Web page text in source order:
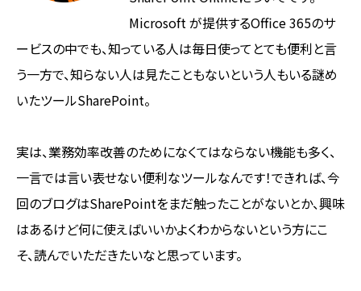
Microsoft が提供するOffice 365のサ
ービスの中でも、知っている人は毎日使ってとても便利と言
う一方で、知らない人は見たこともないという人もいる謎め
いたツールSharePoint。
実は、業務効率改善のためになくてはならない機能も多く、
一言では言い表せない便利なツールなんです！できれば、今
回のブログはSharePointをまだ触ったことがないとか、興味
はあるけど何に使えばいいかよくわからないという方にこ
そ、読んでいただきたいなと思っています。